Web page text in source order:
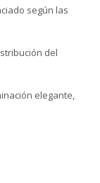
según las
del
elegante,